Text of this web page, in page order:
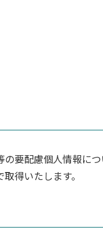
要配慮個人情報に
得いたします。